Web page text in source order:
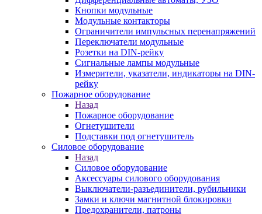
Кнопки модульные
Модульные контакторы
Ограничители импульсных перенапряжений
Переключатели модульные
Розетки на DIN-рейку
Сигнальные лампы модульные
Измерители, указатели, индикаторы на DIN-
рейку
Пожарное оборудование
Назад
Пожарное оборудование
Огнетушители
Подставки под огнетушитель
Силовое оборудование
Назад
Силовое оборудование
Аксессуары силового оборудования
Выключатели-разъединители, рубильники
Замки и ключи магнитной блокировки
Предохранители, патроны